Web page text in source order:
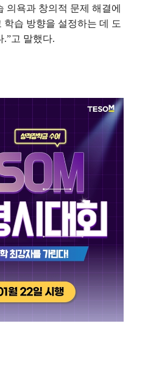
의욕과 창의적 문제 해결에
습 방향을 설정하는 데 도
.”고 말했다.